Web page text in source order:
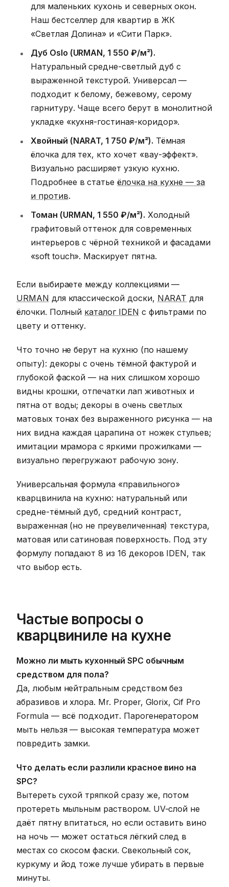
для маленьких кухонь и северных окон.
Наш бестселлер для квартир в ЖК
«Светлая Долина» и «Сити Парк».
Дуб Оslo (URMAN, 1 550 ₽/м²).
Натуральный средне-светлый дуб с
выраженной текстурой. Универсал —
подходит к белому, бежевому, серому
гарнитуру. Чаще всего берут в монолитной
укладке «кухня-гостиная-коридор».
Хвойный (NARAT, 1 750 ₽/м²). Тёмная
ёлочка для тех, кто хочет «вау-эффект».
Визуально расширяет узкую кухню.
Подробнее в статьеёлочка на кухне — за
и против.
Томан (URMAN, 1 550 ₽/м²). Холодный
графитовый оттенок для современных
интерьеров с чёрной техникой и фасадами
«soft touch». Маскирует пятна.
Если выбираете между коллекциями —
URMAN для классической доски, NARAT для
ёлочки. Полный каталог IDEN с фильтрами по
цвету и оттенку.
Что точно не берут на кухню (по нашему
опыту): декоры с очень тёмной фактурой и
глубокой фаской — на них слишком хорошо
видны крошки, отпечатки лап животных и
пятна от воды; декоры в очень светлых
матовых тонах без выраженного рисунка — на
них видна каждая царапина от ножек стульев;
имитации мрамора с яркими прожилками —
визуально перегружают рабочую зону.
Универсальная формула «правильного»
кварцвинила на кухню: натуральный или
средне-тёмный дуб, средний контраст,
выраженная (но не преувеличенная) текстура,
матовая или сатиновая поверхность. Под эту
формулу попадают 8 из 16 декоров IDEN, так
что выбор есть.
Частые вопросы о
кварцвиниле на кухне
Можно ли мыть кухонный SPC обычным
средством для пола?
Да, любым нейтральным средством без
абразивов и хлора. Mr. Proper, Glorix, Cif Pro
Formula — всё подходит. Парогенератором
мыть нельзя — высокая температура может
повредить замки.
Что делать если разлили красное вино на
SPC?
Вытереть сухой тряпкой сразу же, потом
протереть мыльным раствором. UV-слой не
даёт пятну впитаться, но если оставить вино
на ночь — может остаться лёгкий след в
местах со скосом фаски. Свекольный сок,
куркуму и йод тоже лучше убирать в первые
минуты.